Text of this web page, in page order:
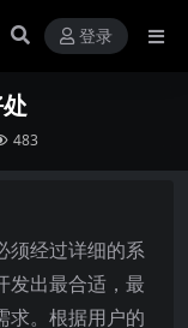
登录
483
须经过详细的系
发出最合适，最
求。根据用户的